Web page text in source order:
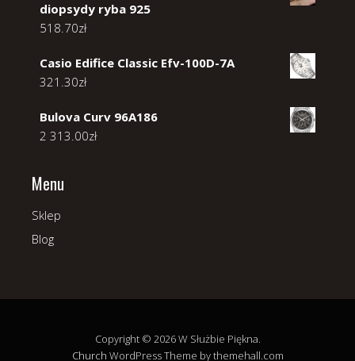
diopsydy ryba 925
518.70zł
Casio Edifice Classic Efv-100D-7A
321.30zł
Bulova Curv 96A186
2 313.00zł
Menu
Sklep
Blog
Copyright © 2026 W Służbie Piękna.
Church WordPress Theme by themehall.com